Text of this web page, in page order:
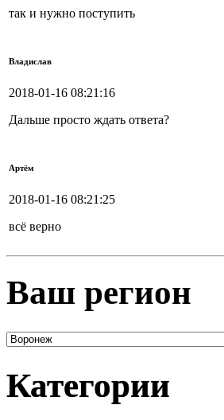
так и нужно поступить
Владислав
2018-01-16 08:21:16
Дальше просто ждать ответа?
Артём
2018-01-16 08:21:25
всё верно
Ваш регион
Категории